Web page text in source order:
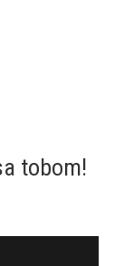
tobom!